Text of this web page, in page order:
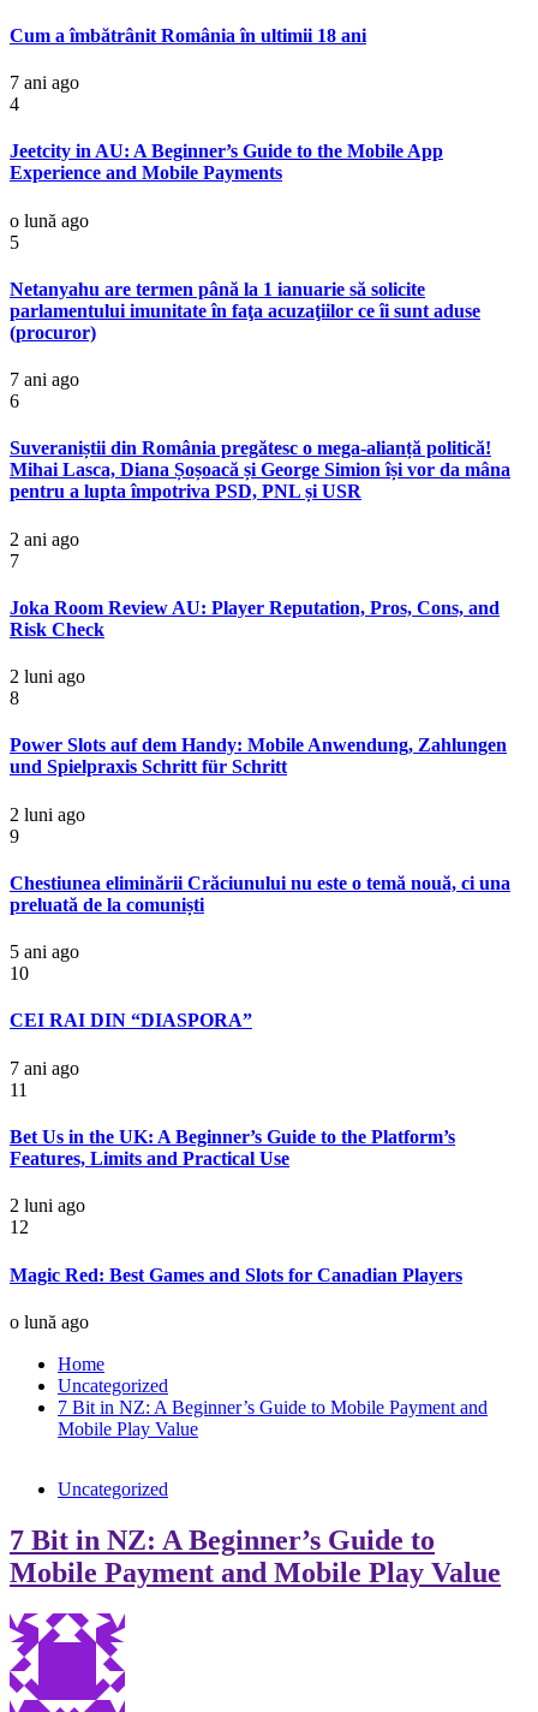
Cum a îmbătrânit România în ultimii 18 ani
7 ani ago
4
Jeetcity in AU: A Beginner’s Guide to the Mobile App
Experience and Mobile Payments
o lună ago
5
Netanyahu are termen până la 1 ianuarie să solicite
parlamentului imunitate în faţa acuzaţiilor ce îi sunt aduse
(procuror)
7 ani ago
6
Suveraniștii din România pregătesc o mega-alianță politică!
Mihai Lasca, Diana Șoșoacă și George Simion își vor da mâna
pentru a lupta împotriva PSD, PNL și USR
2 ani ago
7
Joka Room Review AU: Player Reputation, Pros, Cons, and
Risk Check
2 luni ago
8
Power Slots auf dem Handy: Mobile Anwendung, Zahlungen
und Spielpraxis Schritt für Schritt
2 luni ago
9
Chestiunea eliminării Crăciunului nu este o temă nouă, ci una
preluată de la comuniști
5 ani ago
10
CEI RAI DIN “DIASPORA”
7 ani ago
11
Bet Us in the UK: A Beginner’s Guide to the Platform’s
Features, Limits and Practical Use
2 luni ago
12
Magic Red: Best Games and Slots for Canadian Players
o lună ago
Home
Uncategorized
7 Bit in NZ: A Beginner’s Guide to Mobile Payment and
Mobile Play Value
Uncategorized
7 Bit in NZ: A Beginner’s Guide to
Mobile Payment and Mobile Play Value